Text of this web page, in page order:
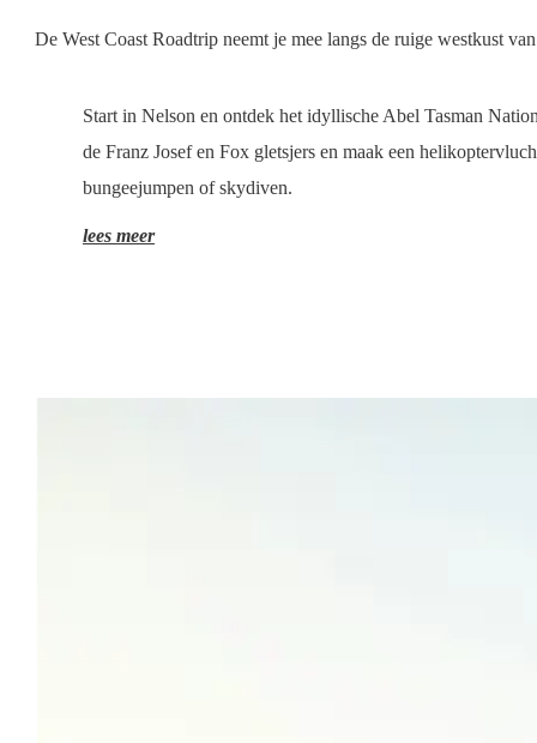
De West Coast Roadtrip neemt je mee langs de ruige westkust
lees meer
Start in Nelson en ontdek het idyllische Abel Tasman
de Franz Josef en Fox gletsjers en maak een
bungeejumpen of skydiven.